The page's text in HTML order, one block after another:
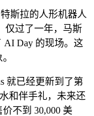
斯拉的人形机器人
仅过了一年，马斯
AI Day 的现场。这
就已经更新到了第
和伴手礼，未来还
不到 30,000 美